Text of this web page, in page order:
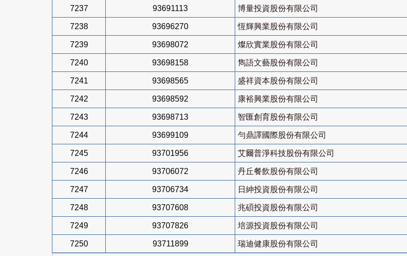
7237 93691113 博量投資股份有限公司
7238 93696270 恆輝興業股份有限公司
7239 93698072 燦欣實業股份有限公司
7240 93698158 雋語文藝股份有限公司
7241 93698565 盛祥資本股份有限公司
7242 93698592 康裕興業股份有限公司
7243 93698713 智匯創育股份有限公司
7244 93699109 勻鼎譯國際股份有限公司
7245 93701956 艾爾普淨科技股份有限公司
7246 93706072 丹丘餐飲股份有限公司
7247 93706734 日紳投資股份有限公司
7248 93707608 兆碩投資股份有限公司
7249 93707826 培源投資股份有限公司
7250 93711899 瑞迪健康股份有限公司